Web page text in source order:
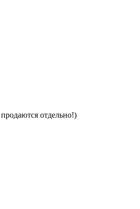
отдельно!)